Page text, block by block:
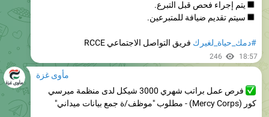
#دمك_حياة_لغيركفريق التواصل الاجتماعي RCCE
فرص عمل براتب شهري 3000 شيكل لدى منظمة ميرسي
رابط التسجيل